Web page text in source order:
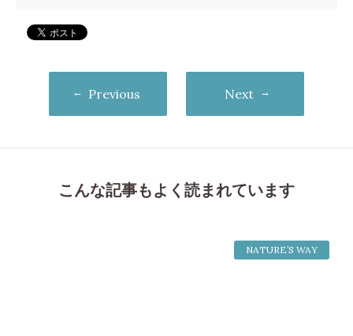
Previous Next
こんな記事もよく読まれています
NATURE’S WAY